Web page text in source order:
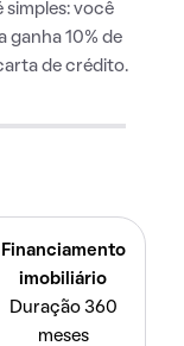
você
ganha 10% de
de crédito.
Financiamento
imobiliário
Duração 360
meses